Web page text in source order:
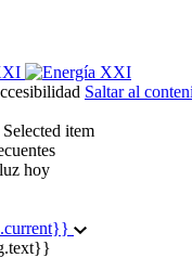
Saltar al
Selected item
hoy